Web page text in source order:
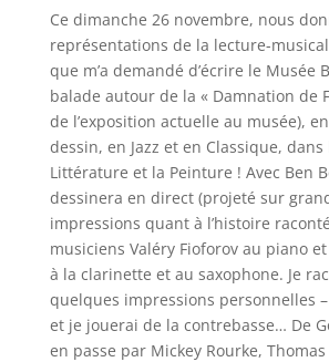
Ce dimanche 26 novembre, nous
représentations de la lecture-
que m’a demandé d’écrire le Musée
balade autour de la « Damnation de
de l’exposition actuelle au musée),
dessin, en Jazz et en Classique,
Littérature et la Peinture ! Avec Ben
dessinera en direct (projeté sur
impressions quant à l’histoire
musiciens Valéry Fioforov au piano
à la clarinette et au saxophone. Je
quelques impressions personnelles
et je jouerai de la contrebasse… De
en passe par Mickey Rourke,